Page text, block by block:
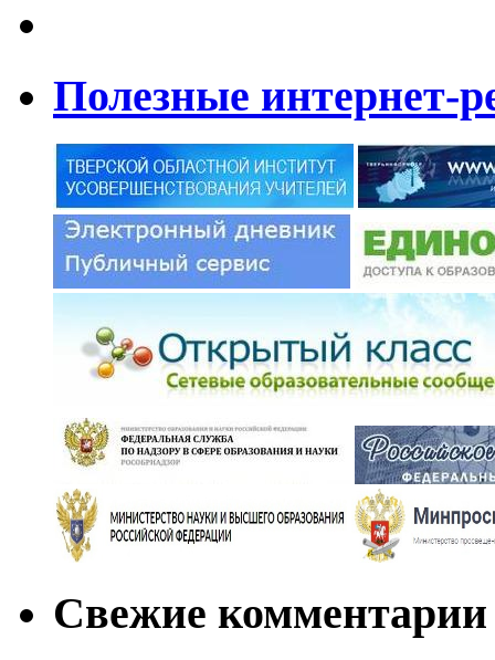
Полезные интернет-
Свежие комментарии